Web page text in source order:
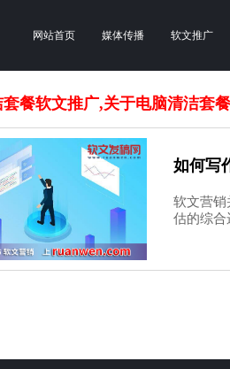
网站首页 媒体传播 软文推广
套餐软文推广,关于电脑清洁套
如何写
软文营销
估的综合